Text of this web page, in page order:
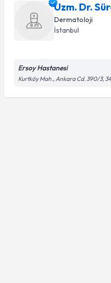
Uzm. Dr.
Dermatoloji
İstanbul
Ersoy Hastanesi
Kurtköy Mah., Ankara Cd. 390/3,